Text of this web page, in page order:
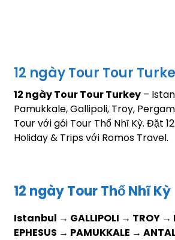
12 ngày Tour Tour
12 ngày Tour Tour Turkey –
Pamukkale, Gallipoli, Troy,
Tour với gói Tour Thổ Nhĩ Kỳ. Đặt
Holiday & Trips với Romos Travel.
12 ngày Tour Thổ Nhĩ Kỳ
Istanbul → GALLIPOLI → TROY →
EPHESUS → PAMUKKALE →